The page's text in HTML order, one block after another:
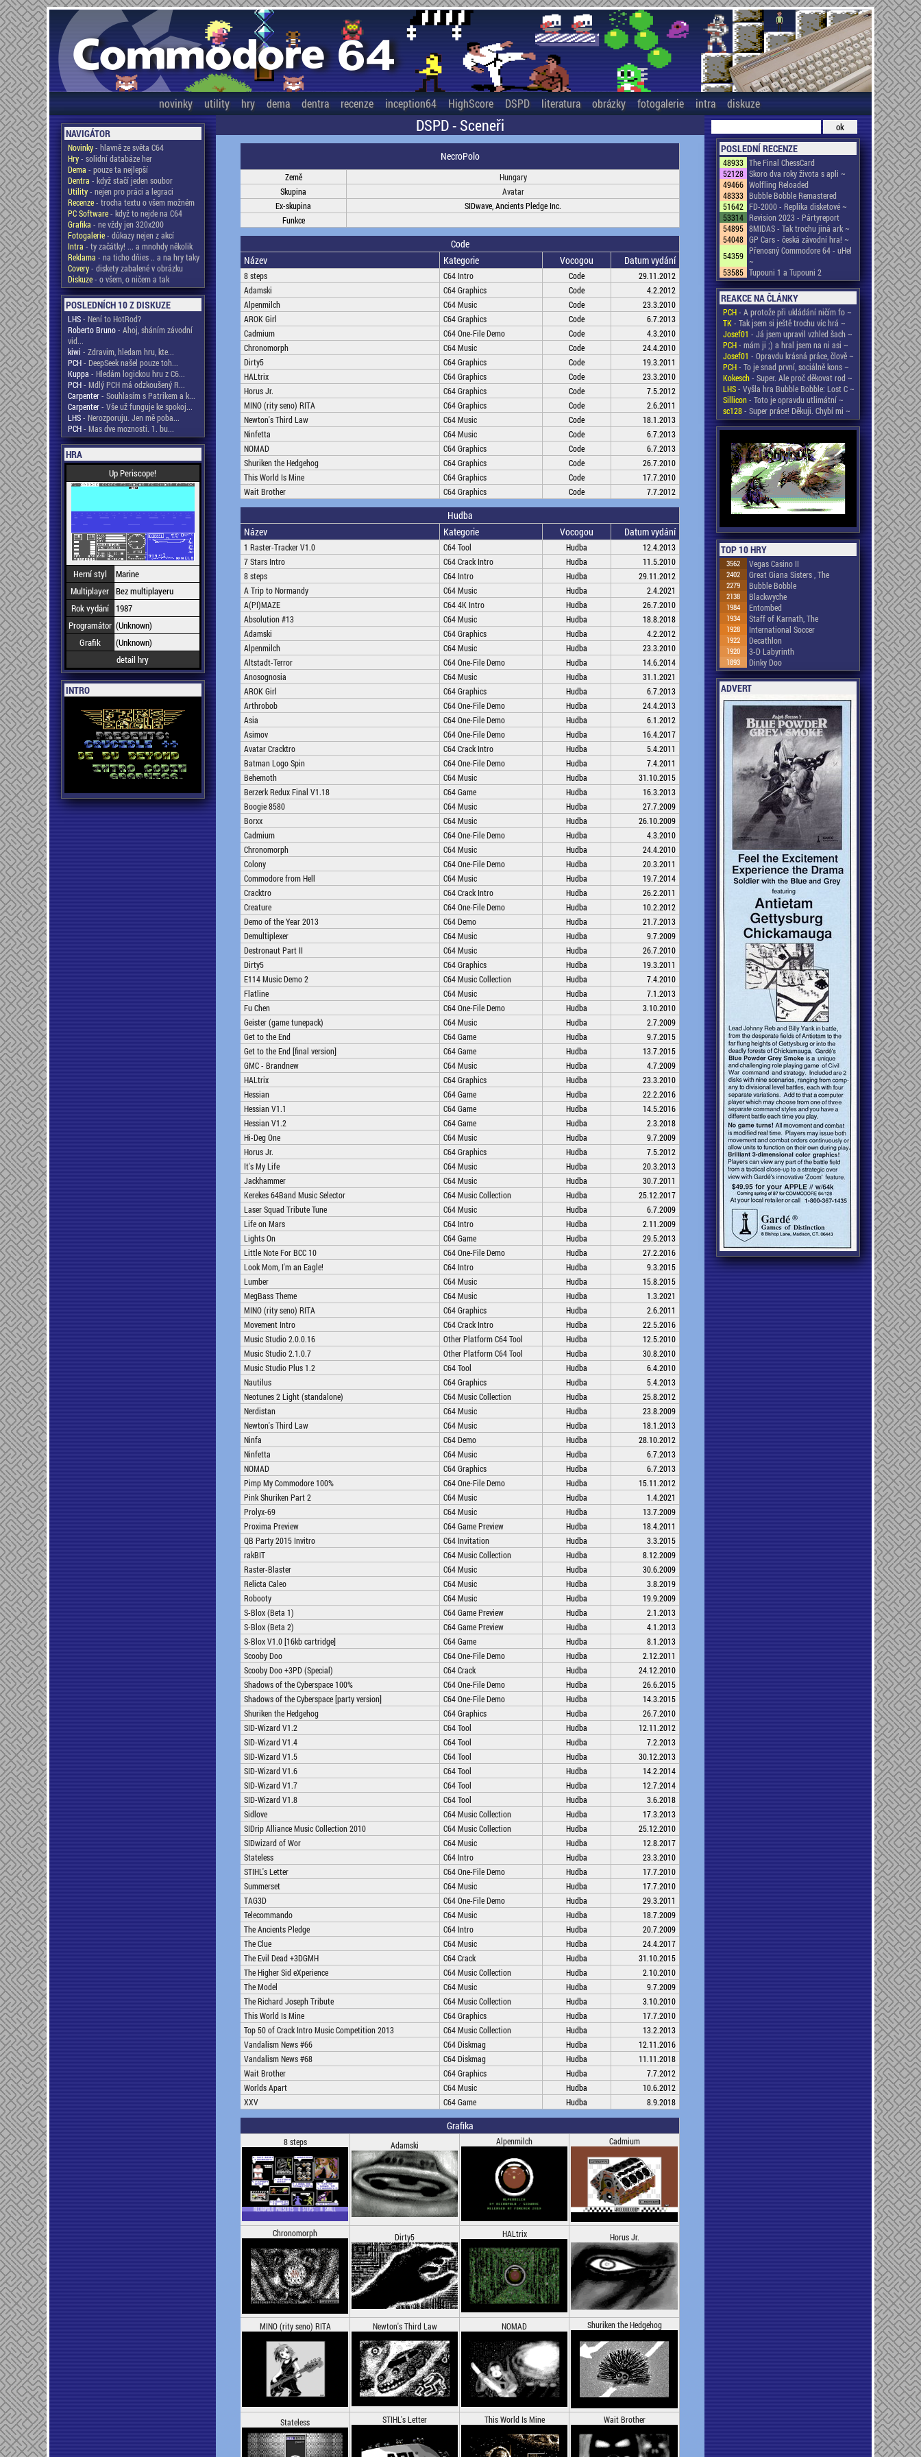
novinky utility hry dema dentra recenze inception64 HighScore DSPD literatura obrázky fotogalerie intra diskuze
NAVIGÁTOR
Novinky- hlavně ze světa C64
Hry- solidní databáze her
Dema - pouze ta nejlepší
Dentra - když stačí jeden soubor
Utility- nejen pro práci a legraci
Recenze- trocha textu o všem možném
PC Software- když to nejde na C64
Grafika - ne vždy jen 320x200
Fotogalerie- důkazy nejen z akcí
Intra - ty začátky! ... a mnohdy několik
Reklama - na ticho dňies .. a na hry taky
Covery- diskety zabalené v obrázku
Diskuze- o všem, o ničem a tak
POSLEDNÍCH 10 Z DISKUZE
LHS- Není to HotRod?
Roberto Bruno- Ahoj, sháním závodní
vid...
kiwi - Zdravim, hledam hru, kte...
PCH- DeepSeek našel pouze toh...
Kuppa - Hledám logickou hru z C6...
PCH- Mdlý PCH má odzkoušený R...
Carpenter- Souhlasím s Patrikem a k...
Carpenter- Vše už funguje ke spokoj...
LHS- Nerozporuju. Jen mě poba...
PCH- Mas dve moznosti. 1. bu...
HRA
Up Periscope!
Herní styl
Marine
Multiplayer Bez multiplayeru
Rok vydání
1987
Programátor (Unknown)
Grafik
(Unknown)
detail hry
INTRO
DSPD - Sceneři
NecroPolo
Země
Hungary
Skupina
Avatar
Ex-skupina
SIDwave, Ancients Pledge Inc.
Funkce
Code
Název
Kategorie Vocogou Datum vydání
8 steps C64 Intro Code
29.11.2012
Adamski
C64 Graphics Code
4.2.2012
Alpenmilch
C64 Music Code
23.3.2010
AROK Girl
C64 Graphics Code
6.7.2013
Cadmium
C64 One-File Demo Code
4.3.2010
Chronomorph
C64 Music Code
24.4.2010
Dirty5
C64 Graphics Code
19.3.2011
HALtrix
C64 Graphics Code
23.3.2010
Horus Jr.
C64 Graphics Code
7.5.2012
MINO (rity seno) RITA
C64 Graphics Code
2.6.2011
Newton's Third Law
C64 Music Code
18.1.2013
Ninfetta
C64 Music Code
6.7.2013
NOMAD
C64 Graphics Code
6.7.2013
Shuriken the Hedgehog
C64 Graphics Code
26.7.2010
This World Is Mine
C64 Graphics Code
17.7.2010
Wait Brother
C64 Graphics Code 7.7.2012
Hudba
Název
Kategorie Vocogou Datum vydání
1 Raster-Tracker V1.0 C64 Tool Hudba
12.4.2013
7 Stars Intro
C64 Crack Intro Hudba
11.5.2010
8 steps
C64 Intro Hudba
29.11.2012
A Trip to Normandy
C64 Music Hudba
2.4.2021
A(PI)MAZE
C64 4K Intro Hudba
26.7.2010
Absolution #13
C64 Music Hudba
18.8.2018
Adamski
C64 Graphics Hudba
4.2.2012
Alpenmilch
C64 Music Hudba
23.3.2010
Altstadt-Terror
C64 One-File Demo Hudba
14.6.2014
Anosognosia
C64 Music Hudba
31.1.2021
AROK Girl
C64 Graphics Hudba
6.7.2013
Arthrobob
C64 One-File Demo Hudba
24.4.2013
Asia
C64 One-File Demo Hudba
6.1.2012
Asimov
C64 One-File Demo Hudba
16.4.2017
Avatar Cracktro
C64 Crack Intro Hudba
5.4.2011
Batman Logo Spin
C64 One-File Demo Hudba
7.4.2011
Behemoth
C64 Music Hudba
31.10.2015
Berzerk Redux Final V1.18
C64 Game Hudba
16.3.2013
Boogie 8580
C64 Music Hudba
27.7.2009
Borxx
C64 Music Hudba
26.10.2009
Cadmium
C64 One-File Demo Hudba
4.3.2010
Chronomorph
C64 Music Hudba
24.4.2010
Colony
C64 One-File Demo Hudba
20.3.2011
Commodore from Hell
C64 Music Hudba
19.7.2014
Cracktro
C64 Crack Intro Hudba
26.2.2011
Creature
C64 One-File Demo Hudba
10.2.2012
Demo of the Year 2013
C64 Demo Hudba
21.7.2013
Demultiplexer
C64 Music Hudba
9.7.2009
Destronaut Part II
C64 Music Hudba
26.7.2010
Dirty5
C64 Graphics Hudba
19.3.2011
E114 Music Demo 2
C64 Music Collection Hudba
7.4.2010
Flatline
C64 Music Hudba
7.1.2013
Fu Chen
C64 One-File Demo Hudba
3.10.2010
Geister (game tunepack)
C64 Music Hudba
2.7.2009
Get to the End
C64 Game Hudba
9.7.2015
Get to the End [final version]
C64 Game Hudba
13.7.2015
GMC - Brandnew
C64 Music Hudba
4.7.2009
HALtrix
C64 Graphics Hudba
23.3.2010
Hessian
C64 Game Hudba
22.2.2016
Hessian V1.1
C64 Game Hudba
14.5.2016
Hessian V1.2
C64 Game Hudba
2.3.2018
Hi-Deg One
C64 Music Hudba
9.7.2009
Horus Jr.
C64 Graphics Hudba
7.5.2012
It's My Life
C64 Music Hudba
20.3.2013
Jackhammer
C64 Music Hudba
30.7.2011
Kerekes 64Band Music Selector
C64 Music Collection Hudba
25.12.2017
Laser Squad Tribute Tune
C64 Music Hudba
6.7.2009
Life on Mars
C64 Intro Hudba
2.11.2009
Lights On
C64 Game Hudba
29.5.2013
Little Note For BCC 10
C64 One-File Demo Hudba
27.2.2016
Look Mom, I'm an Eagle!
C64 Intro Hudba
9.3.2015
Lumber
C64 Music Hudba
15.8.2015
MegBass Theme
C64 Music Hudba
1.3.2021
MINO (rity seno) RITA
C64 Graphics Hudba
2.6.2011
Movement Intro
C64 Crack Intro Hudba
22.5.2016
Music Studio 2.0.0.16
Other Platform C64 Tool Hudba
12.5.2010
Music Studio 2.1.0.7
Other Platform C64 Tool Hudba
30.8.2010
Music Studio Plus 1.2
C64 Tool Hudba
6.4.2010
Nautilus
C64 Graphics Hudba
5.4.2013
Neotunes 2 Light (standalone)
C64 Music Collection Hudba
25.8.2012
Nerdistan
C64 Music Hudba
23.8.2009
Newton's Third Law
C64 Music Hudba
18.1.2013
Ninfa
C64 Demo Hudba
28.10.2012
Ninfetta
C64 Music Hudba
6.7.2013
NOMAD
C64 Graphics Hudba
6.7.2013
Pimp My Commodore 100%
C64 One-File Demo Hudba
15.11.2012
Pink Shuriken Part 2
C64 Music Hudba
1.4.2021
Prolyx-69
C64 Music Hudba
13.7.2009
Proxima Preview
C64 Game Preview Hudba
18.4.2011
QB Party 2015 Invitro
C64 Invitation Hudba
3.3.2015
rakBIT
C64 Music Collection Hudba
8.12.2009
Raster-Blaster
C64 Music Hudba
30.6.2009
Relicta Caleo
C64 Music Hudba
3.8.2019
Robooty
C64 Music Hudba
19.9.2009
S-Blox (Beta 1)
C64 Game Preview Hudba
2.1.2013
S-Blox (Beta 2)
C64 Game Preview Hudba
4.1.2013
S-Blox V1.0 [16kb cartridge]
C64 Game Hudba
8.1.2013
Scooby Doo
C64 One-File Demo Hudba
2.12.2011
Scooby Doo +3PD (Special)
C64 Crack Hudba
24.12.2010
Shadows of the Cyberspace 100%
C64 One-File Demo Hudba
26.6.2015
Shadows of the Cyberspace [party version]
C64 One-File Demo Hudba
14.3.2015
Shuriken the Hedgehog
C64 Graphics Hudba
26.7.2010
SID-Wizard V1.2
C64 Tool Hudba
12.11.2012
SID-Wizard V1.4
C64 Tool Hudba
7.2.2013
SID-Wizard V1.5
C64 Tool Hudba
30.12.2013
SID-Wizard V1.6
C64 Tool Hudba
14.2.2014
SID-Wizard V1.7
C64 Tool Hudba
12.7.2014
SID-Wizard V1.8
C64 Tool Hudba
3.6.2018
Sidlove
C64 Music Collection Hudba
17.3.2013
SIDrip Alliance Music Collection 2010
C64 Music Collection Hudba
25.12.2010
SIDwizard of Wor
C64 Music Hudba
12.8.2017
Stateless
C64 Intro Hudba
23.3.2010
STIHL's Letter
C64 One-File Demo Hudba
17.7.2010
Summerset
C64 Music Hudba
17.7.2010
TAG3D
C64 One-File Demo Hudba
29.3.2011
Telecommando
C64 Music Hudba
18.7.2009
The Ancients Pledge
C64 Intro Hudba
20.7.2009
The Clue
C64 Music Hudba
24.4.2017
The Evil Dead +3DGMH
C64 Crack Hudba
31.10.2015
The Higher Sid eXperience
C64 Music Collection Hudba
2.10.2010
The Model
C64 Music Hudba
9.7.2009
The Richard Joseph Tribute
C64 Music Collection Hudba
3.10.2010
This World Is Mine
C64 Graphics Hudba
17.7.2010
Top 50 of Crack Intro Music Competition 2013
C64 Music Collection Hudba
13.2.2013
Vandalism News #66
C64 Diskmag Hudba
12.11.2016
Vandalism News #68
C64 Diskmag Hudba
11.11.2018
Wait Brother
C64 Graphics Hudba
7.7.2012
Worlds Apart
C64 Music Hudba
10.6.2012
XXV
C64 Game Hudba 8.9.2018
Grafika
8 steps Adamski Alpenmilch Cadmium
Chronomorph Dirty5 HALtrix Horus Jr.
MINO (rity seno) RITA Newton's Third Law NOMAD Shuriken the Hedgehog
Stateless STIHL's Letter This World Is Mine Wait Brother
POSLEDNÍ RECENZE
48933 The Final ChessCard
52128 Skoro dva roky života s apli ~
49466 Wolfling Reloaded
48333 Bubble Bobble Remastered
51642 FD-2000 - Replika disketové ~
53314 Revision 2023 - Pártyreport
54895 8MIDAS - Tak trochu jiná ark ~
54048 GP Cars - česká závodní hra! ~
54359 Přenosný Commodore 64 - uHel
~
53585 Tupouni 1 a Tupouni 2
REAKCE NA ČLÁNKY
PCH- A protože při ukládání ničím fo ~
TK- Tak jsem si ještě trochu víc hrá ~
Josef01 - Já jsem upravil vzhled šach ~
PCH- mám ji ;) a hral jsem na ni asi ~
Josef01 - Opravdu krásná práce, člově ~
PCH- To je snad první, sociálně kons ~
Kokesch- Super. Ale proč děkovat rod ~
LHS- Vyšla hra Bubble Bobble: Lost C ~
Sillicon- Toto je opravdu utlimátní ~
sc128- Super práce! Děkuji. Chybí mi ~
TOP 10 HRY
3562 Vegas Casino II
2402 Great Giana Sisters , The
2279 Bubble Bobble
2138 Blackwyche
1984 Entombed
1934 Staff of Karnath, The
1928 International Soccer
1922 Decathlon
1920 3-D Labyrinth
1893 Dinky Doo
ADVERT